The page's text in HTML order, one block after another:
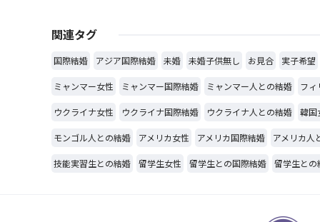
関連タグ
国際結婚 アジア国際結婚 未婚 未婚子供無し お見合 実子希望
ミャンマー女性 ミャンマー国際結婚 ミャンマー人との結婚 フィ
ウクライナ女性 ウクライナ国際結婚 ウクライナ人との結婚 韓国
モンゴル人との結婚 アメリカ女性 アメリカ国際結婚 アメリカ人
技能実習生との結婚 留学生女性 留学生との国際結婚 留学生との